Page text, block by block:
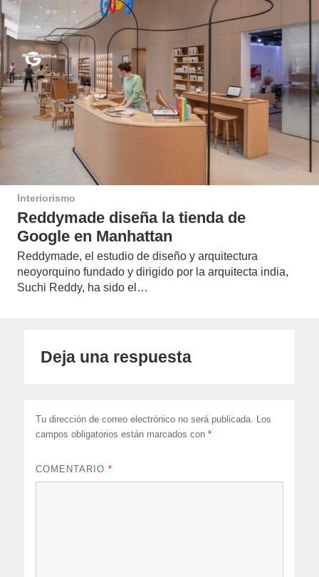
Interiorismo
Reddymade diseña la tienda de
Google en Manhattan
Reddymade, el estudio de diseño y arquitectura
neoyorquino fundado y dirigido por la arquitecta india,
Suchi Reddy, ha sido el…
Deja una respuesta
Tu dirección de correo electrónico no será publicada. Los
campos obligatorios están marcados con*
COMENTARIO*